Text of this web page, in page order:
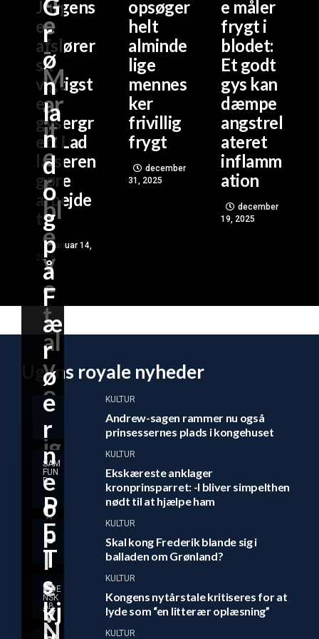
Jürgens
en
afslører
sit
vigtigst
e
gysergr
eb: Lad
læseren
gøre
arbejde
t
januar 14,
2026
opsøger
helt
alminde
lige
mennes
ker
frivillig
frygt
december
31, 2025
e måler
frygt i
blodet:
Et godt
gys kan
dæmpe
angstrel
ateret
inflamm
ation
december
19, 2025
Ugens royale nyheder
e
-
M
ar
it
e
r
bl
e
v
e
t
al
v
o
rl
ig
t
d
år
li
g
e
r
KULTUR
Andrew-sagen rammer nu også
prinsessernes plads i kongehuset
KULTUR
Ekskæreste anklager
kronprinsparret: -I bliver simpelthen
nødt til at hjælpe ham
KULTUR
Skal kong Frederik blande sig i
balladen om Grønland?
KULTUR
Kongens nytårstale kritiseres for at
lyde som “en litterær oplæsning”
KULTUR
G
r
ø
n
la
n
d
o
g
p
å
F
æ
r
ø
e
r
n
e
o
p
l
e
v
VIDE
NSK
AB
N
SAM
FUN
D
P
E
T
s
kj